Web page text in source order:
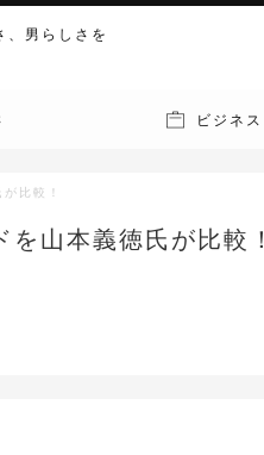
、男らしさを
ビジネス
比較！
山本義徳氏が比較！